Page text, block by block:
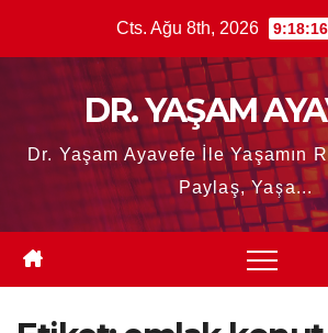
Cts. Ağu 8th, 2026
DR. YAŞAM
Dr. Yaşam Ayavefe İle Yaşamın
Paylaş, Yaşa...